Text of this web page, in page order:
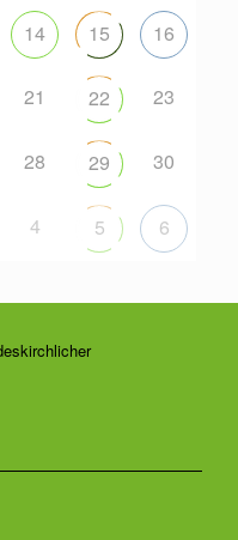
14 15 16
21 22 23
28 29 30
4 5 6